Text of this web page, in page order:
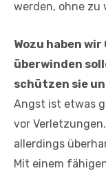
werden, ohne zu
Wozu haben
überwinden
schützen sie
Angst ist etwas
vor
allerdings
Mit einem